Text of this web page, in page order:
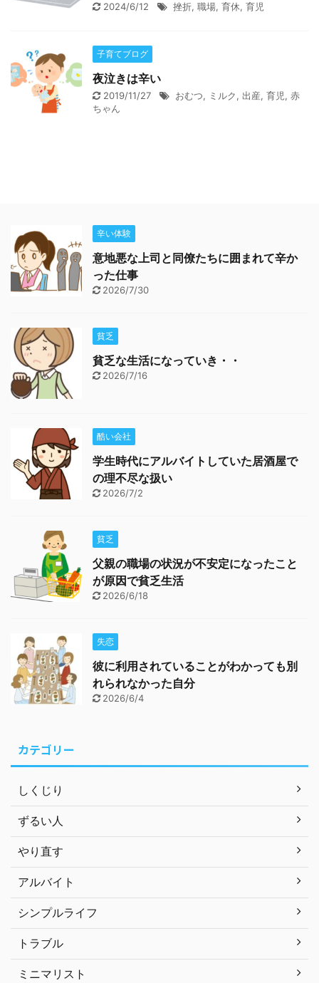
2024/6/12 挫折, 職場, 育休, 育児
子育てブログ
夜泣きは辛い
2019/11/27 おむつ, ミルク, 出産, 育児, 赤
ちゃん
辛い体験
意地悪な上司と同僚たちに囲まれて辛か
った仕事
2026/7/30
貧乏
貧乏な生活になっていき・・
2026/7/16
酷い会社
学生時代にアルバイトしていた居酒屋で
の理不尽な扱い
2026/7/2
貧乏
父親の職場の状況が不安定になったこと
が原因で貧乏生活
2026/6/18
失恋
彼に利用されていることがわかっても別
れられなかった自分
2026/6/4
カテゴリー
しくじり
ずるい人
やり直す
アルバイト
シンプルライフ
トラブル
ミニマリスト